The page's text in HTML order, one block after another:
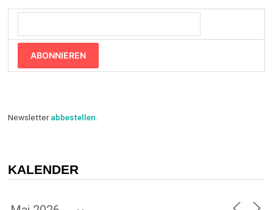
ABONNIEREN
Newsletterabbestellen.
KALENDER